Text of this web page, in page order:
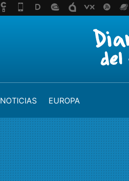
NOTICIAS EUROPA